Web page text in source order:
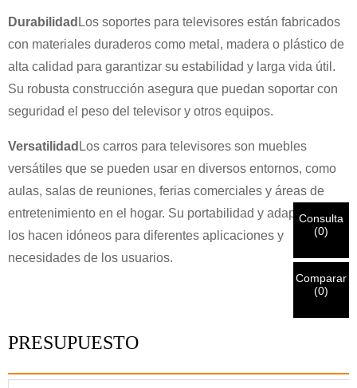
Durabilidad Los soportes para televisores están fabricados
con materiales duraderos como metal, madera o plástico de
alta calidad para garantizar su estabilidad y larga vida útil.
Su robusta construcción asegura que puedan soportar con
seguridad el peso del televisor y otros equipos.
Versatilidad Los carros para televisores son muebles
versátiles que se pueden usar en diversos entornos, como
aulas, salas de reuniones, ferias comerciales y áreas de
entretenimiento en el hogar. Su portabilidad y adaptabilidad
los hacen idóneos para diferentes aplicaciones y
necesidades de los usuarios.
PRESUPUESTO
×
ELIGE TU PROPIA IDENTIDAD
Cliente de CHARM
Soy
Nuevo visitante
×
VERIFICA TU IDENTIDAD
Introduzca a continuación su dirección de correo electrónico
laboral actual para verificar que es un cliente real de
Entregar
Antes de enviar, por favorVERIFICAR TODOLa información
esCORRECTO.La información incorrecta provocará el fallo
×
VERIFICARSu
envío
información para autenticación y autorización. Una vez que
Una vez verificada su identificación, recibirá una notificación
Consulta
(0)
Comparar
(0)